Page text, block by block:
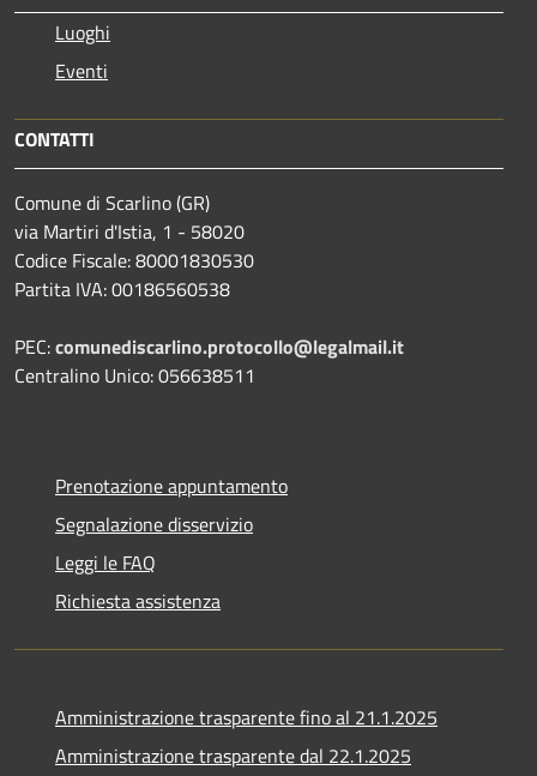
Luoghi
Eventi
CONTATTI
Comune di Scarlino (GR)
via Martiri d'Istia, 1 - 58020
Codice Fiscale: 80001830530
Partita IVA: 00186560538
PEC:comunediscarlino.protocollo@legalmail.it
Centralino Unico: 056638511
Prenotazione appuntamento
Segnalazione disservizio
Leggi le FAQ
Richiesta assistenza
Amministrazione trasparente fino al 21.1.2025
Amministrazione trasparente dal 22.1.2025